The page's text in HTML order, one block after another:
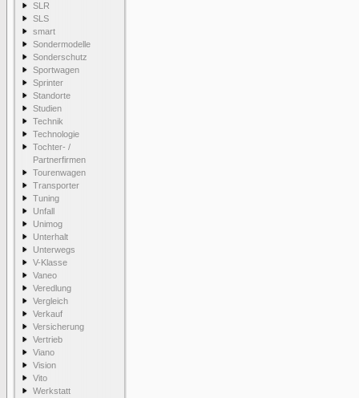
SLR
SLS
smart
Sondermodelle
Sonderschutz
Sportwagen
Sprinter
Standorte
Studien
Technik
Technologie
Tochter- /
Partnerfirmen
Tourenwagen
Transporter
Tuning
Unfall
Unimog
Unterhalt
Unterwegs
V-Klasse
Vaneo
Veredlung
Vergleich
Verkauf
Versicherung
Vertrieb
Viano
Vision
Vito
Werkstatt